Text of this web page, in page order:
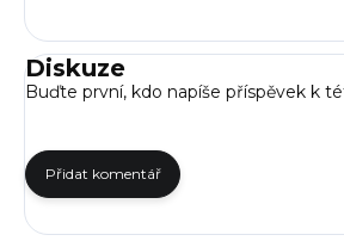
Diskuze
Buďte první, kdo napíše příspěvek k
Přidat komentář